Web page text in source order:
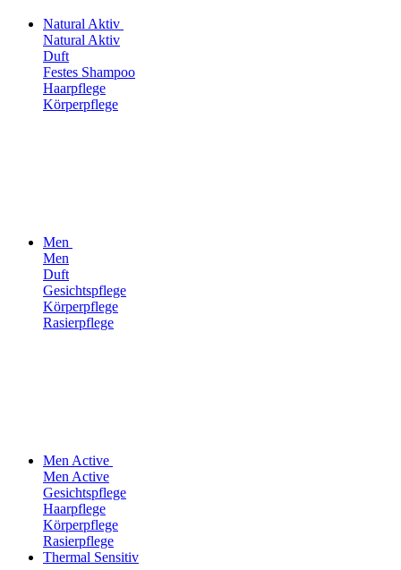
Natural Aktiv
Natural Aktiv
Duft
Festes Shampoo
Haarpflege
Körperpflege
Men
Men
Duft
Gesichtspflege
Körperpflege
Rasierpflege
Men Active
Men Active
Gesichtspflege
Haarpflege
Körperpflege
Rasierpflege
Thermal Sensitiv